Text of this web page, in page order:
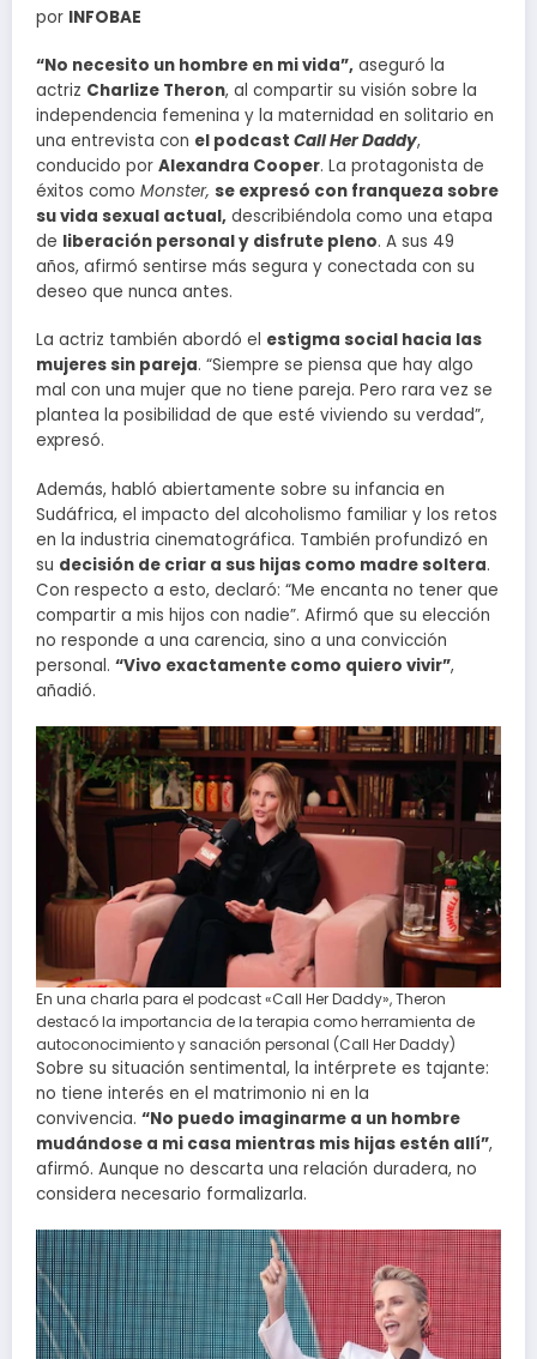
por INFOBAE
“No necesito un hombre en mi vida”, aseguró la
actriz Charlize Theron, al compartir su visión sobre la
independencia femenina y la maternidad en solitario en
una entrevista con el podcast Call Her Daddy,
conducido por Alexandra Cooper. La protagonista de
éxitos como Monster, se expresó con franqueza sobre
su vida sexual actual, describiéndola como una etapa
de liberación personal y disfrute pleno. A sus 49
años, afirmó sentirse más segura y conectada con su
deseo que nunca antes.
La actriz también abordó el estigma social hacia las
mujeres sin pareja. “Siempre se piensa que hay algo
mal con una mujer que no tiene pareja. Pero rara vez se
plantea la posibilidad de que esté viviendo su verdad”,
expresó.
Además, habló abiertamente sobre su infancia en
Sudáfrica, el impacto del alcoholismo familiar y los retos
en la industria cinematográfica. También profundizó en
su decisión de criar a sus hijas como madre soltera.
Con respecto a esto, declaró: “Me encanta no tener que
compartir a mis hijos con nadie”. Afirmó que su elección
no responde a una carencia, sino a una convicción
personal. “Vivo exactamente como quiero vivir”,
añadió.
En una charla para el podcast «Call Her Daddy», Theron
destacó la importancia de la terapia como herramienta de
autoconocimiento y sanación personal (Call Her Daddy)
Sobre su situación sentimental, la intérprete es tajante:
no tiene interés en el matrimonio ni en la
convivencia. “No puedo imaginarme a un hombre
mudándose a mi casa mientras mis hijas estén allí”,
afirmó. Aunque no descarta una relación duradera, no
considera necesario formalizarla.